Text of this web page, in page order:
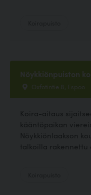
Nöykkiönpuiston
Oxfotintie 8, Espoo
Koira-aitaus
kääntöpaikan
Nöykkiönlaakson
talkoilla rakennettu